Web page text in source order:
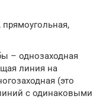
– однозаходная
линия на
(это
с одинаковыми